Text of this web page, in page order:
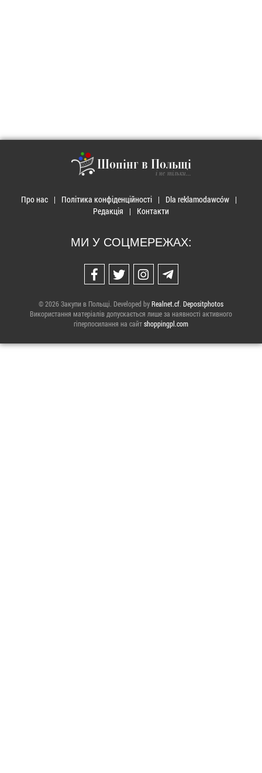
Шопінг в Польщі
і не тільки...
Про нас Політика конфіденційності
Dla reklamodawców
Редакція
Контакти
МИ У СОЦМЕРЕЖАХ:
© 2026 Закупи в Польщі. Developed byRealnet.cf Depositphotos
Використання матеріалів допускається лише за наявності активного
гіперпосилання на сайтshoppingpl.com